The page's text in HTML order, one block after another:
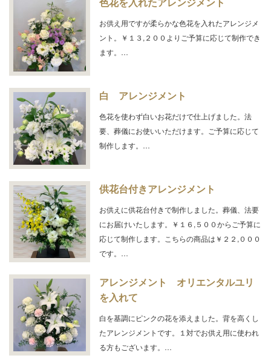
お供え用ですが柔らかな色花を入れたアレンジメ
ント。￥１３,２００よりご予算に応じて制作でき
ます。…
白 アレンジメント
色花を使わず白いお花だけで仕上げました。法
要、葬儀にお使いいただけます。ご予算に応じて
制作します。…
供花台付きアレンジメント
お供えに供花台付きで制作しました。葬儀、法要
にお届けいたします。￥１６,５００からご予算に
応じて制作します。こちらの商品は￥２２,０００
です。…
アレンジメント オリエンタルユリ
を入れて
白を基調にピンクの花を添えました。背を高くし
たアレンジメントです。１対でお供え用に使われ
る方もございます。…